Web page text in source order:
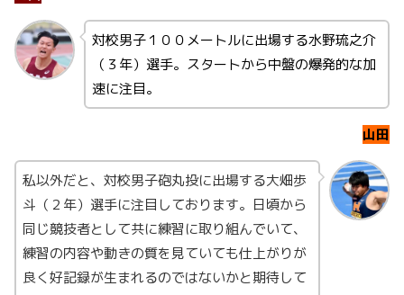
対校男子１００メートルに出場する水野琉之介
（３年）選手。スタートから中盤の爆発的な加
速に注目。
山田
私以外だと、対校男子砲丸投に出場する大畑歩
斗（２年）選手に注目しております。日頃から
同じ競技者として共に練習に取り組んでいて、
練習の内容や動きの質を見ていても仕上がりが
良く好記録が生まれるのではないかと期待して